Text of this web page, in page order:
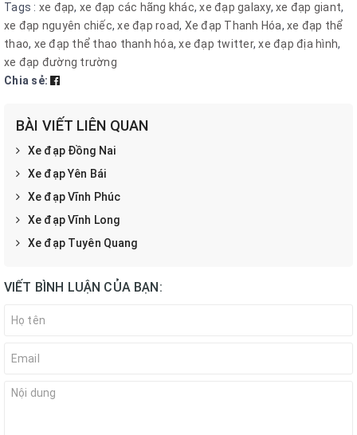
Tags : xe đạp, xe đạp các hãng khác,xe đạp galaxy, xe đạp giant,
xe đạp nguyên chiếc,xe đạp road, Xe đạp Thanh Hóa, xe đạp thể
thao, xe đạp thể thao thanh hóa,xe đạp twitter,xe đạp địa hình,
xe đạp đường trường
Chia sẻ:
BÀI VIẾT LIÊN QUAN
Xe đạp Đồng Nai
Xe đạp Yên Bái
Xe đạp Vĩnh Phúc
Xe đạp Vĩnh Long
Xe đạp Tuyên Quang
VIẾT BÌNH LUẬN CỦA BẠN: